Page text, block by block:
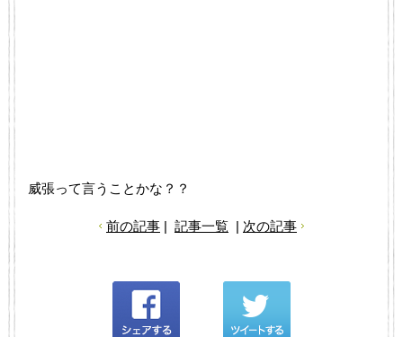
威張って言うことかな？？
前の記事| 記事一覧| 次の記事